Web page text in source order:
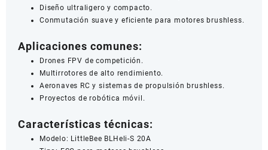
Diseño ultraligero y compacto.
Conmutación suave y eficiente para motores brushless.
Aplicaciones comunes:
Drones FPV de competición.
Multirrotores de alto rendimiento.
Aeronaves RC y sistemas de propulsión brushless.
Proyectos de robótica móvil.
Características técnicas:
Modelo: LittleBee BLHeli-S 20A